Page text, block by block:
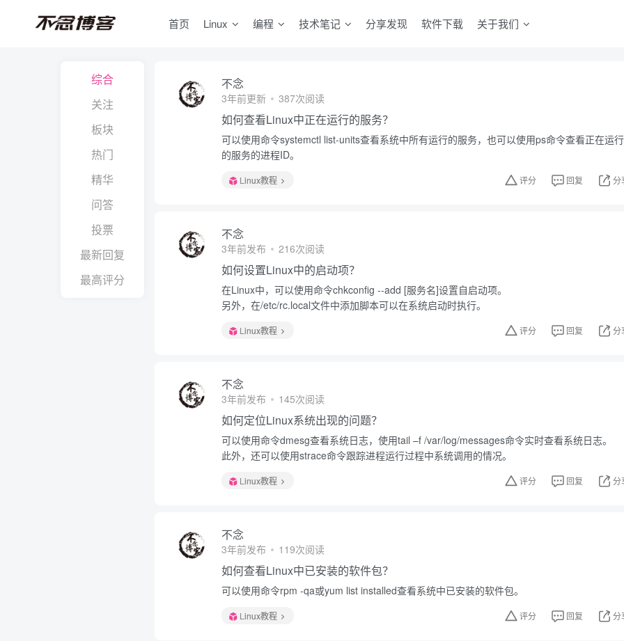
首页 Linux 编程 技术笔记 分享发现 软件下载 关于我们
综合
关注
板块
热门
精华
问答
投票
最新回复
最高评分
不念
3年前更新 387次阅读
如何查看Linux中正在运行的服务？
可以使用命令systemctl list-units查看系统中所有运行的服务，也可以使用ps命令查看正在运行
的服务的进程ID。
Linux教程 评分 回复 分
不念
3年前发布 216次阅读
如何设置Linux中的启动项？
在Linux中，可以使用命令chkconfig --add [服务名]设置自启动项。
另外，在/etc/rc.local文件中添加脚本可以在系统启动时执行。
Linux教程 评分 回复 分
不念
3年前发布 145次阅读
如何定位Linux系统出现的问题？
可以使用命令dmesg查看系统日志，使用tail –f /var/log/messages命令实时查看系统日志。
此外，还可以使用strace命令跟踪进程运行过程中系统调用的情况。
Linux教程 评分 回复 分
不念
3年前发布 119次阅读
如何查看Linux中已安装的软件包？
可以使用命令rpm -qa或yum list installed查看系统中已安装的软件包。
Linux教程 评分 回复 分